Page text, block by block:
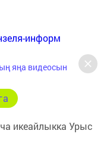
информ
онлайн
Мензеля-информ
яңа видеосын